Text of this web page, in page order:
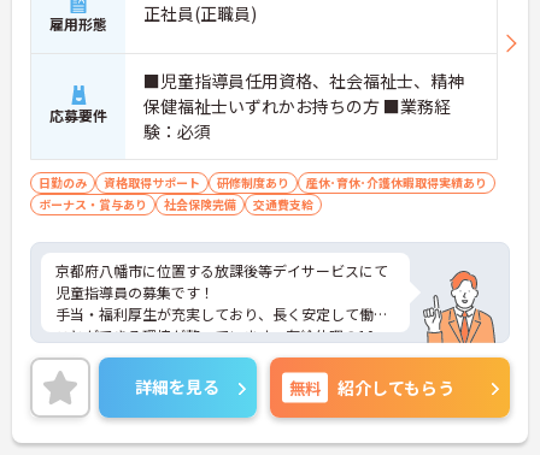
雇用形態 正社員(正職員)
応募要件
■児童指導員任用資格、社会福祉士、精神
保健福祉士いずれかお持ちの方 ■業務経
験：必須
日勤のみ 資格取得サポート 研修制度あり
産休･育休･介護休暇取得実績あり
ボーナス・賞与あり
社会保険完備 交通費支給
京都府八幡市に位置する放課後等デイサービスにて
児童指導員の募集です！
手当・福利厚生が充実しており、長く安定して働く
ことができる環境が整っています。有給休暇の10
0％取得も推奨されており、プライベートを大切に
したい方にもおすすめです。
ご興味のある方には、面接対策ポイントなど、さら
に詳細をご案内しますのでお気軽にご相談くださ
い！
詳細を見る 無料 紹介してもらう